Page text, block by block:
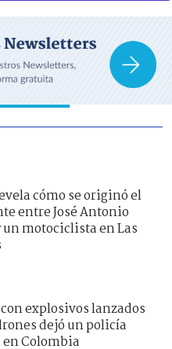
cómo se originó el
entre José Antonio
un motociclista en Las
explosivos lanzados
dejó un policía
Colombia